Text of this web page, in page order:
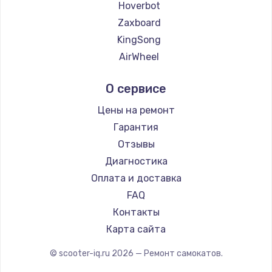
Замена температурного датчика
2500 руб.
Заказать
1300 руб.
Заказать
Техобслуживание
Заказать
Установка / подключение / демонтаж
1300 руб.
Hoverbot
Zaxboard
KingSong
AirWheel
Hunter
Shorner
Joyor
Minimotors
Bork
Segway
KIRIN
О сервисе
Цены на ремонт
Гарантия
Отзывы
Диагностика
Оплата и доставка
FAQ
Контакты
Карта сайта
© scooter-iq.ru 2026 — Ремонт самокатов.